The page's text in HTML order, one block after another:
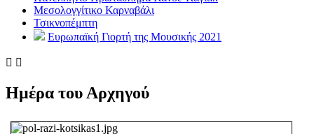
Μεσολογγίτικο Καρναβάλι
Τσικνοπέμπτη
Ευρωπαϊκή Γιορτή της Μουσικής 2021
 
Ημέρα του Αρχηγού